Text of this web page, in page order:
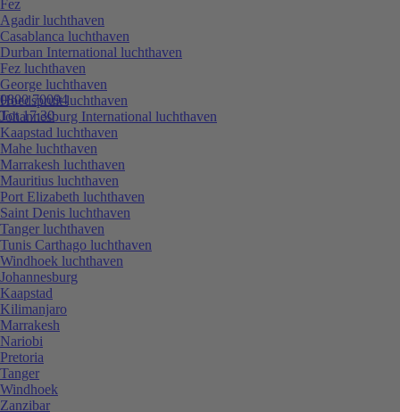
0800 70094
Tot 17:30
Fez
Agadir luchthaven
Casablanca luchthaven
Durban International luchthaven
Fez luchthaven
George luchthaven
Hoedspruit luchthaven
Johannesburg International luchthaven
Kaapstad luchthaven
Mahe luchthaven
Marrakesh luchthaven
Mauritius luchthaven
Port Elizabeth luchthaven
Saint Denis luchthaven
Tanger luchthaven
Tunis Carthago luchthaven
Windhoek luchthaven
Johannesburg
Kaapstad
Kilimanjaro
Marrakesh
Nariobi
Pretoria
Tanger
Windhoek
Zanzibar